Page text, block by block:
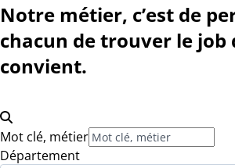
Notre métier, c’est de
chacun de trouver le job
convient.
Mot clé, métier
Département